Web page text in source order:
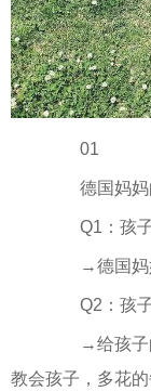
01
德国妈妈
Q1：孩子
→德国妈妈
Q2：孩子
→给孩子的
教会孩子，多花的